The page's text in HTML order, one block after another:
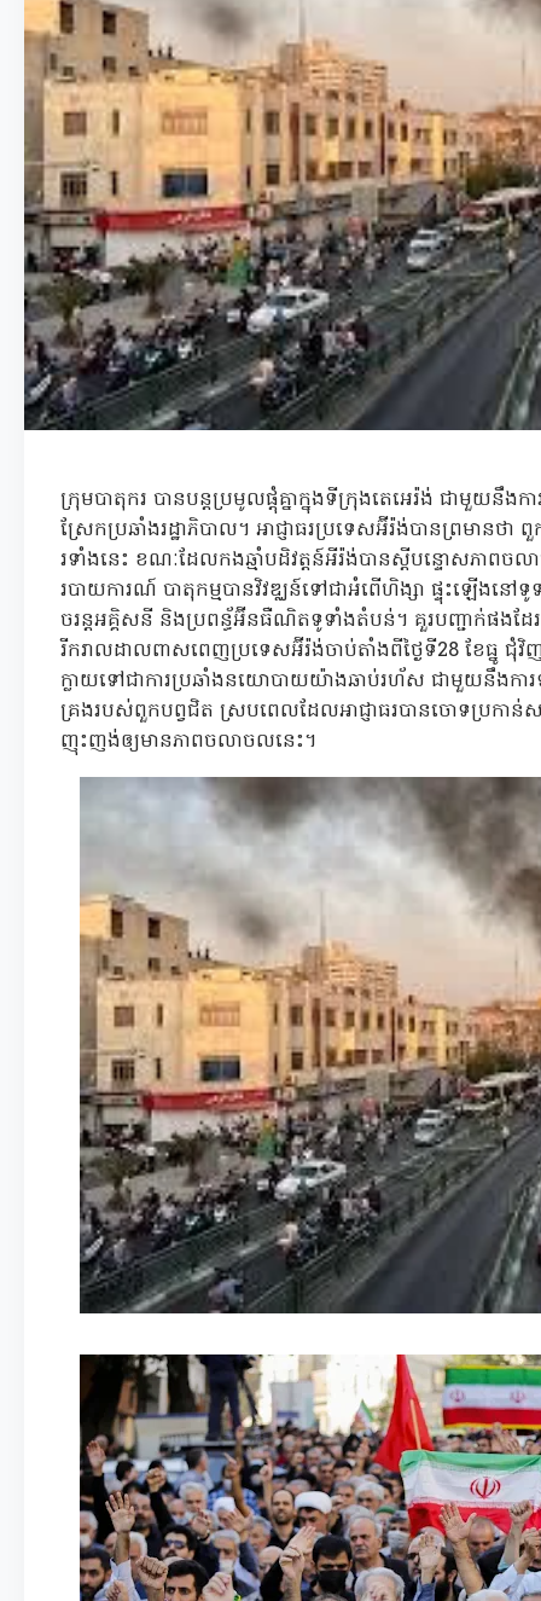
ក្រុមបាតុករ បានបន្តប្រមូលផ្តុំគ្នាក្នុងទីក្រុងតេអេរ៉ង់ ជាមួយនឹ
ស្រែកប្រឆាំងរដ្ឋាភិបាល។ អាជ្ញាធរប្រទេសអ៊ីរ៉ង់បានព្រមានថា
រទាំងនេះ ខណៈដែលកងឆ្មាំបដិវត្តន៍អីរ៉ង់បានស្តីបន្ទោសភាព
របាយការណ៍ បាតុកម្មបានវិវឌ្ឈន៍ទៅជាអំពើហិង្សា ផ្ទុះឡើងន
ចរន្តអគ្គិសនី និងប្រពន្ធ័អ៊ីនធឺណិតទូទាំងតំបន់។ គួរបញ្ជាក់ផងដែរ
រីករាលដាលពាសពេញប្រទេសអ៊ីរ៉ង់ចាប់តាំងពីថ្ងៃទី28 ខែធ្នូ ជុំ
ក្លាយទៅជាការប្រឆាំងនយោបាយយ៉ាងឆាប់រហ័ស ជាមួយនឹងការ
គ្រងរបស់ពួកបព្វជិត ស្របពេលដែលអាជ្ញាធរបានចោទប្រកាន់ស
ញុះញង់ឲ្យមានភាពចលាចលនេះ។